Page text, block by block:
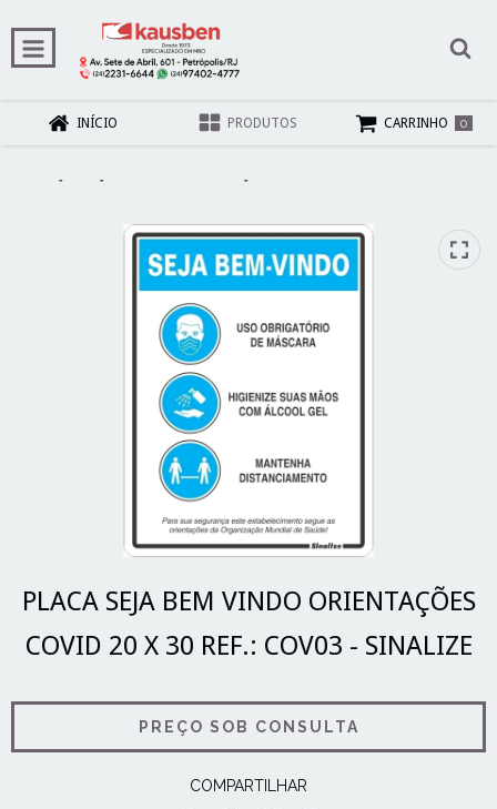
INÍCIO PRODUTOS CARRINHO 0
- - -
PLACA SEJA BEM VINDO ORIENTAÇÕES
COVID 20 X 30 REF.: COV03 - SINALIZE
COMPARTILHAR